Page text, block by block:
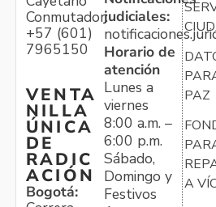
Conmutador:
+57 (601)
7965150
VENTA
NILLA
ÚNICA
DE
RADIC
ACIÓN
Bogotá:
judiciales:
Horario de
atención
Lunes a
viernes
8:00 a.m. –
6:00 p.m.
Sábado,
Domingo y
Festivos
PAZ
A